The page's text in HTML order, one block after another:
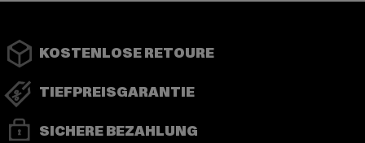
KOSTENLOSE RETOURE
TIEFPREISGARANTIE
SICHERE BEZAHLUNG